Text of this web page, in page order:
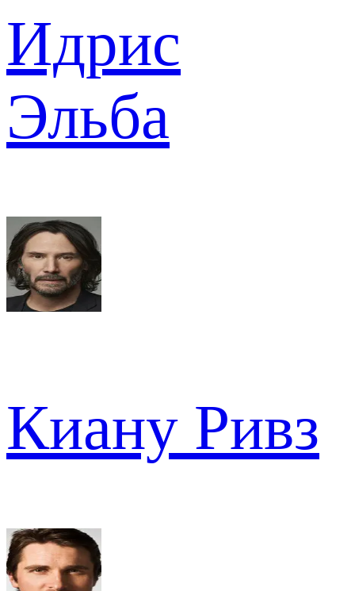
Идрис
Эльба
Киану Ривз